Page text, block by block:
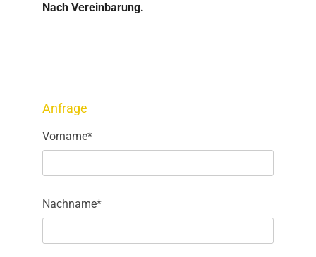
Nach Vereinbarung.
Anfrage
Vorname*
Nachname*